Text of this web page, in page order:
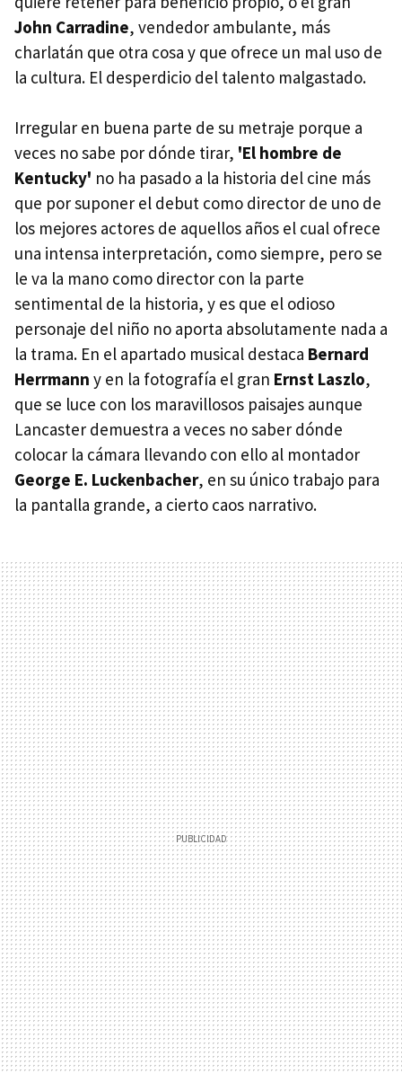
John Carradine, vendedor ambulante, más
charlatán que otra cosa y que ofrece un mal uso de
la cultura. El desperdicio del talento malgastado.
Irregular en buena parte de su metraje porque a
veces no sabe por dónde tirar, 'El hombre de
Kentucky' no ha pasado a la historia del cine más
que por suponer el debut como director de uno de
los mejores actores de aquellos años el cual ofrece
una intensa interpretación, como siempre, pero se
le va la mano como director con la parte
sentimental de la historia, y es que el odioso
personaje del niño no aporta absolutamente nada a
la trama. En el apartado musical destaca Bernard
Herrmann y en la fotografía el gran Ernst Laszlo,
que se luce con los maravillosos paisajes aunque
Lancaster demuestra a veces no saber dónde
colocar la cámara llevando con ello al montador
George E. Luckenbacher, en su único trabajo para
la pantalla grande, a cierto caos narrativo.